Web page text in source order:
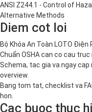
ANSI Z244.1 - Control of
Alternative Methods
Diem cot loi
Bộ Khóa An Toàn LOTO Điện
Chuẩn OSHA can co cau
Schema, tac gia va ngay cap
overview.
Bang tom tat, checklist va
hon.
Cac buoc thuc